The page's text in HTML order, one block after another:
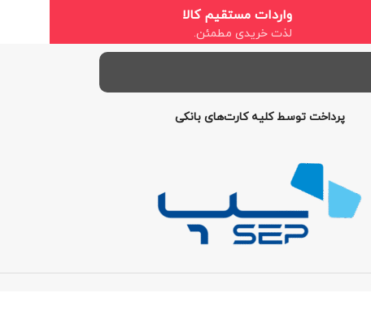
واردات مستقیم کالا
لذت خریدی مطمئن.
پرداخت توسط کلیه کارت‌های بانکی